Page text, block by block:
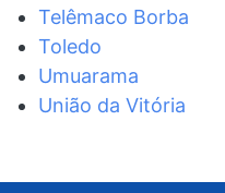
Telêmaco Borba
Toledo
Umuarama
União da Vitória